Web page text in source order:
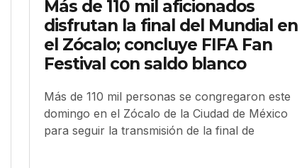
Más de 110 mil aficionados
disfrutan la final del Mundial en
el Zócalo; concluye FIFA Fan
Festival con saldo blanco
Más de 110 mil personas se congregaron este
domingo en el Zócalo de la Ciudad de México
para seguir la transmisión de la final de